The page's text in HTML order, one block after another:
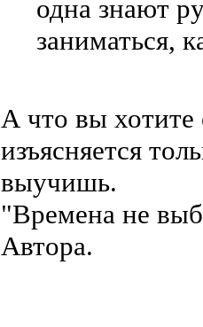
одна знают
заниматься,
А что вы
изъясняется
выучишь.
"Времена не
Автора.